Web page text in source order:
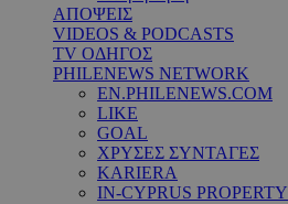
ΑΠΟΨΕΙΣ
VIDEOS & PODCASTS
TV ΟΔΗΓΟΣ
PHILENEWS NETWORK
EN.PHILENEWS.COM
LIKE
GOAL
ΧΡΥΣΕΣ ΣΥΝΤΑΓΕΣ
KARIERA
IN-CYPRUS PROPERTY